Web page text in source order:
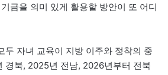
금을 의미 있게 활용할 방안이 또 어디
두 자녀 교육이 지방 이주와 정착의 중
경북, 2025년 전남, 2026년부터 전북